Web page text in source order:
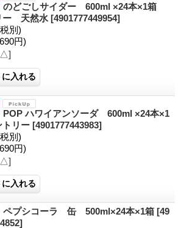
のどごしサイダー 600ml ×24本×1箱
ー 天然水 [4901777449954]
別)
円)
△]
POP ハワイアンソーダ 600ml ×24本×1
リー [4901777443983]
別)
円)
△]
ペプシコーラ 缶 500ml×24本×1箱 [49